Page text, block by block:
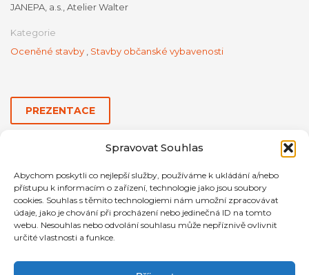
Spravovat Souhlas
Abychom poskytli co nejlepší služby, používáme k ukládání a/nebo
přístupu k informacím o zařízení, technologie jako jsou soubory
cookies. Souhlas s těmito technologiemi nám umožní zpracovávat
údaje, jako je chování při procházení nebo jedinečná ID na tomto
webu. Nesouhlas nebo odvolání souhlasu může nepříznivě ovlivnit
určité vlastnosti a funkce.
JANEPA, a.s., Atelier Walter
Kategorie
Oceněné stavby
Stavby občanské vybavenosti
PREZENTACE